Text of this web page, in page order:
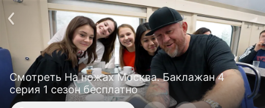
Смотреть На ножах Москва. Баклажан 4
серия 1 сезон бесплатно
Телефон поддержки:+7 (727) 323 10 92
Пользовательское соглашение
Политика конфиденциальности
Открыть приложение
Ввести промокод